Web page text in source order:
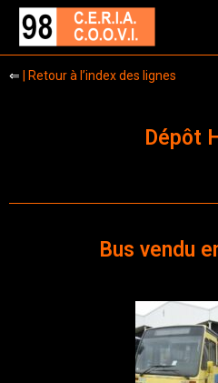
⇐ | Retour à l’index des lignes
Dépôt
Bus vendu